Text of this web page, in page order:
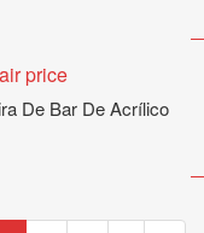
De Bar De Acrílico